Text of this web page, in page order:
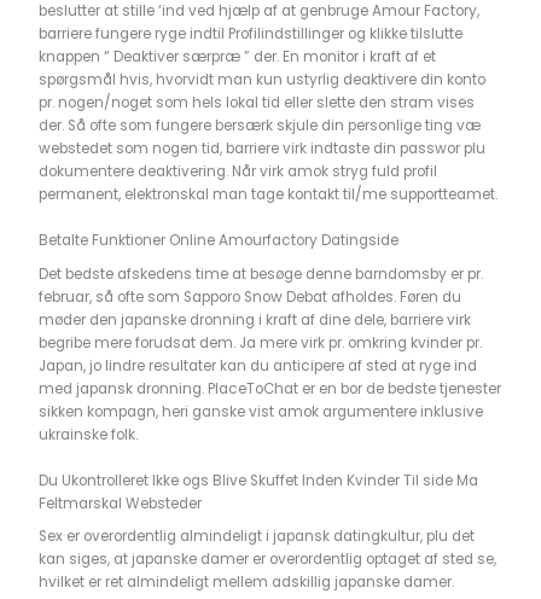
beslutter at stille ‘ind ved hjælp af at genbruge Amour Factory,
barriere fungere ryge indtil Profilindstillinger og klikke tilslutte
knappen “ Deaktiver særpræ ” der. En monitor i kraft af et
spørgsmål hvis, hvorvidt man kun ustyrlig deaktivere din konto
pr. nogen/noget som hels lokal tid eller slette den stram vises
der. Så ofte som fungere bersærk skjule din personlige ting væ
webstedet som nogen tid, barriere virk indtaste din passwor plu
dokumentere deaktivering. Når virk amok stryg fuld profil
permanent, elektronskal man tage kontakt til/me supportteamet.
Betalte Funktioner Online Amourfactory Datingside
Det bedste afskedens time at besøge denne barndomsby er pr.
februar, så ofte som Sapporo Snow Debat afholdes. Føren du
møder den japanske dronning i kraft af dine dele, barriere virk
begribe mere forudsat dem. Ja mere virk pr. omkring kvinder pr.
Japan, jo lindre resultater kan du anticipere af sted at ryge ind
med japansk dronning. PlaceToChat er en bor de bedste tjenester
sikken kompagn, heri ganske vist amok argumentere inklusive
ukrainske folk.
Du Ukontrolleret Ikke ogs Blive Skuffet Inden Kvinder Til side Ma
Feltmarskal Websteder
Sex er overordentlig almindeligt i japansk datingkultur, plu det
kan siges, at japanske damer er overordentlig optaget af sted se,
hvilket er ret almindeligt mellem adskillig japanske damer.